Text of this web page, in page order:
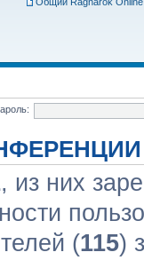
, из них
(115)